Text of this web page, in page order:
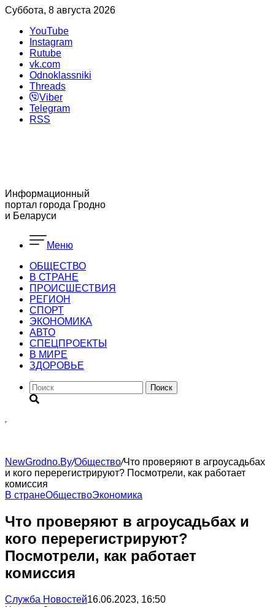
Суббота, 8 августа 2026
YouTube
Instagram
Rutube
vk.com
Odnoklassniki
Threads
Viber
Telegram
RSS
Информационный
портал города Гродно
и Беларуси
Меню
ОБЩЕСТВО
В СТРАНЕ
ПРОИСШЕСТВИЯ
РЕГИОН
CПОРТ
ЭКОНОМИКА
АВТО
СПЕЦПРОЕКТЫ
В МИРЕ
ЗДОРОВЬЕ
Поиск
NewGrodno.By/Общество/Что проверяют в агроусадьбах
и кого перерегистрируют? Посмотрели, как работает
комиссия
В странеОбществоЭкономика
Что проверяют в агроусадьбах и
кого перерегистрируют?
Посмотрели, как работает
комиссия
Служба Новостей16.06.2023, 16:50